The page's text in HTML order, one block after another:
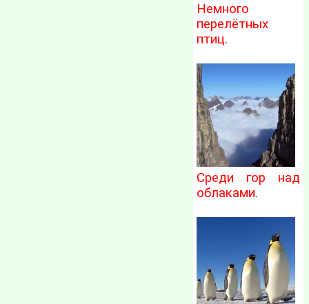
Немного
перелётных
птиц.
Среди гор над
облаками.